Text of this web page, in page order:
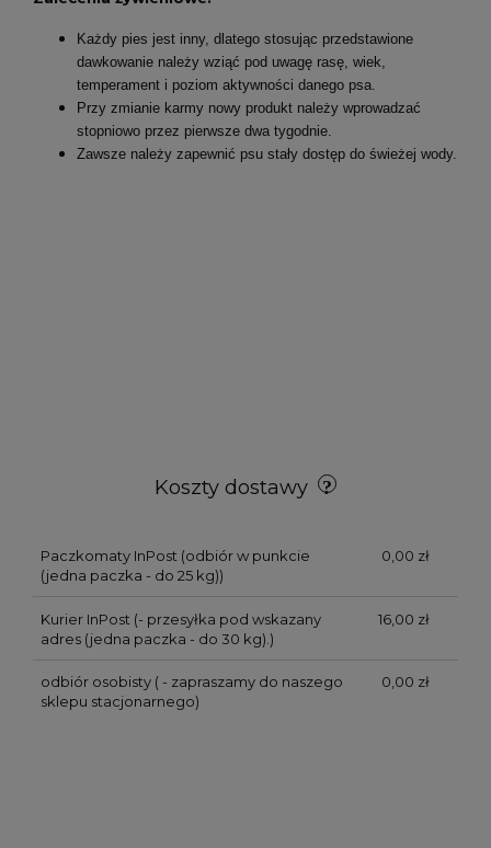
Każdy pies jest inny, dlatego stosując przedstawione
dawkowanie należy wziąć pod uwagę rasę, wiek,
temperament i poziom aktywności danego psa.
Przy zmianie karmy nowy produkt należy wprowadzać
stopniowo przez pierwsze dwa tygodnie.
Zawsze należy zapewnić psu stały dostęp do świeżej wody.
Koszty dostawy
Paczkomaty InPost (odbiór w punkcie
(jedna paczka - do 25 kg))
0,00 zł
Kurier InPost (- przesyłka pod wskazany
adres (jedna paczka - do 30 kg).)
16,00 zł
odbiór osobisty( - zapraszamy do naszego
sklepu stacjonarnego)
0,00 zł